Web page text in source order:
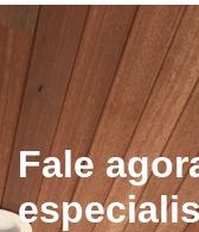
Fale